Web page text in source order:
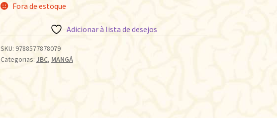
Fora de estoque
Adicionar à lista de desejos
SKU: 9788577878079
Categorias: JBC, MANGÁ